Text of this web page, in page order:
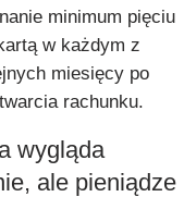
minimum pięciu
w każdym z
miesięcy po
rachunku.
wygląda
ale pieniądze